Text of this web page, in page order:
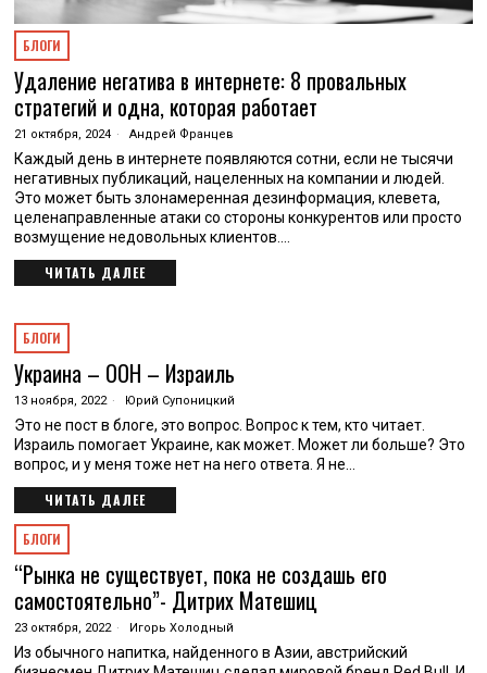
БЛОГИ
Удаление негатива в интернете: 8 провальных
стратегий и одна, которая работает
21 октября, 2024 Андрей Францев
Каждый день в интернете появляются сотни, если не тысячи
негативных публикаций, нацеленных на компании и людей.
Это может быть злонамеренная дезинформация, клевета,
целенаправленные атаки со стороны конкурентов или просто
возмущение недовольных клиентов.…
ЧИТАТЬ ДАЛЕЕ
БЛОГИ
Украина – ООН – Израиль
13 ноября, 2022 Юрий Супоницкий
Это не пост в блоге, это вопрос. Вопрос к тем, кто читает.
Израиль помогает Украине, как может. Может ли больше? Это
вопрос, и у меня тоже нет на него ответа. Я не…
ЧИТАТЬ ДАЛЕЕ
БЛОГИ
“Рынка не существует, пока не создашь его
самостоятельно”- Дитрих Матешиц
23 октября, 2022 Игорь Холодный
Из обычного напитка, найденного в Азии, австрийский